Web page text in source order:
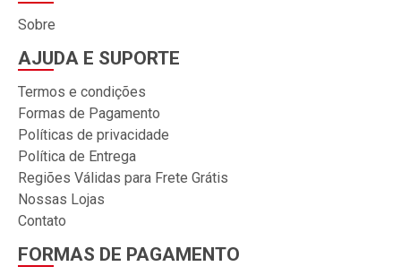
Sobre
AJUDA E SUPORTE
Termos e condições
Formas de Pagamento
Políticas de privacidade
Política de Entrega
Regiões Válidas para Frete Grátis
Nossas Lojas
Contato
FORMAS DE PAGAMENTO